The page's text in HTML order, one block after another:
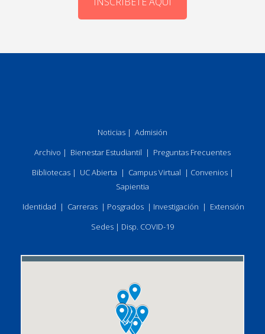
Noticias | Admisión
Archivo | Bienestar Estudiantil | Preguntas Frecuentes
Bibliotecas| UC Abierta | Campus Virtual | Convenios|
Sapientia
Identidad | Carreras | Posgrados | Investigación | Extensión
Sedes | Disp. COVID-19